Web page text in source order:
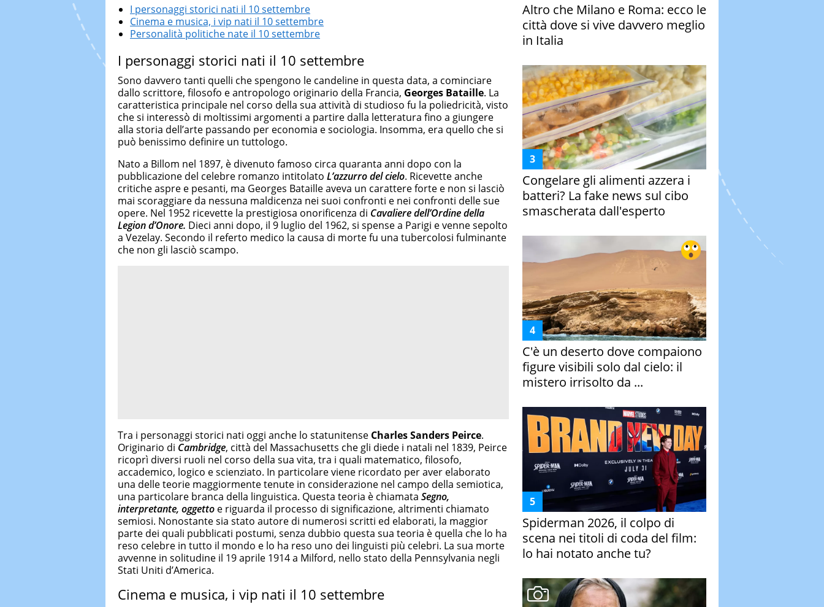
I personaggi storici nati il 10 settembre
Cinema e musica, i vip nati il 10 settembre
Personalità politiche nate il 10 settembre
I personaggi storici nati il 10 settembre
Sono davvero tanti quelli che spengono le candeline in questa data, a cominciare
dallo scrittore, filosofo e antropologo originario della Francia, Georges Bataille. La
caratteristica principale nel corso della sua attività di studioso fu la poliedricità, visto
che si interessò di moltissimi argomenti a partire dalla letteratura fino a giungere
alla storia dell’arte passando per economia e sociologia. Insomma, era quello che si
può benissimo definire un tuttologo.
Nato a Billom nel 1897, è divenuto famoso circa quaranta anni dopo con la
pubblicazione del celebre romanzo intitolato L’azzurro del cielo. Ricevette anche
critiche aspre e pesanti, ma Georges Bataille aveva un carattere forte e non si lasciò
mai scoraggiare da nessuna maldicenza nei suoi confronti e nei confronti delle sue
opere. Nel 1952 ricevette la prestigiosa onorificenza di Cavaliere dell’Ordine della
Legion d’Onore. Dieci anni dopo, il 9 luglio del 1962, si spense a Parigi e venne sepolto
a Vezelay. Secondo il referto medico la causa di morte fu una tubercolosi fulminante
che non gli lasciò scampo.
Tra i personaggi storici nati oggi anche lo statunitense Charles Sanders Peirce.
Originario di Cambridge, città del Massachusetts che gli diede i natali nel 1839, Peirce
ricoprì diversi ruoli nel corso della sua vita, tra i quali matematico, filosofo,
accademico, logico e scienziato. In particolare viene ricordato per aver elaborato
una delle teorie maggiormente tenute in considerazione nel campo della semiotica,
una particolare branca della linguistica. Questa teoria è chiamata Segno,
interpretante, oggetto e riguarda il processo di significazione, altrimenti chiamato
semiosi. Nonostante sia stato autore di numerosi scritti ed elaborati, la maggior
parte dei quali pubblicati postumi, senza dubbio questa sua teoria è quella che lo ha
reso celebre in tutto il mondo e lo ha reso uno dei linguisti più celebri. La sua morte
avvenne in solitudine il 19 aprile 1914 a Milford, nello stato della Pennsylvania negli
Stati Uniti d’America.
Cinema e musica, i vip nati il 10 settembre
Altro che Milano e Roma: ecco le
città dove si vive davvero meglio
in Italia
Congelare gli alimenti azzera i
batteri? La fake news sul cibo
smascherata dall'esperto
C'è un deserto dove compaiono
figure visibili solo dal cielo: il
mistero irrisolto da ...
Spiderman 2026, il colpo di
scena nei titoli di coda del film:
lo hai notato anche tu?